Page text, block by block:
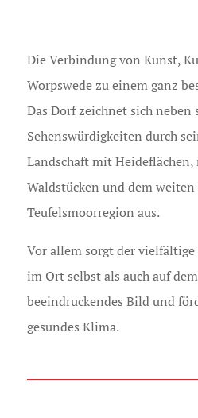
Die Verbindung von Kunst,
Worpswede zu einem ganz
Das Dorf zeichnet sich neben
Sehenswürdigkeiten durch
Landschaft mit Heideflächen,
Waldstücken und dem
Teufelsmoorregion aus.
Vor allem sorgt der
im Ort selbst als auch auf
beeindruckendes Bild und
gesundes Klima.